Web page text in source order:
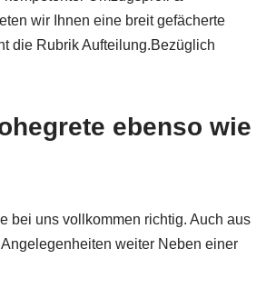
wir Ihnen eine breit gefächerte
die Rubrik Aufteilung.Bezüglich
ebenso wie
bei uns vollkommen richtig. Auch aus
weiter Neben einer